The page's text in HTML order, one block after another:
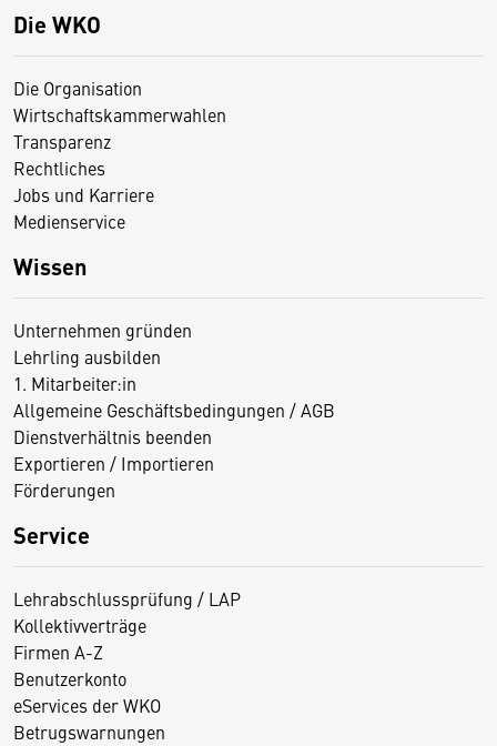
Die WKO
Die Organisation
Wirtschaftskammerwahlen
Transparenz
Rechtliches
Jobs und Karriere
Medienservice
Wissen
Unternehmen gründen
Lehrling ausbilden
1. Mitarbeiter:in
Allgemeine Geschäftsbedingungen / AGB
Dienstverhältnis beenden
Exportieren / Importieren
Förderungen
Service
Lehrabschlussprüfung / LAP
Kollektivverträge
Firmen A-Z
Benutzerkonto
eServices der WKO
Betrugswarnungen